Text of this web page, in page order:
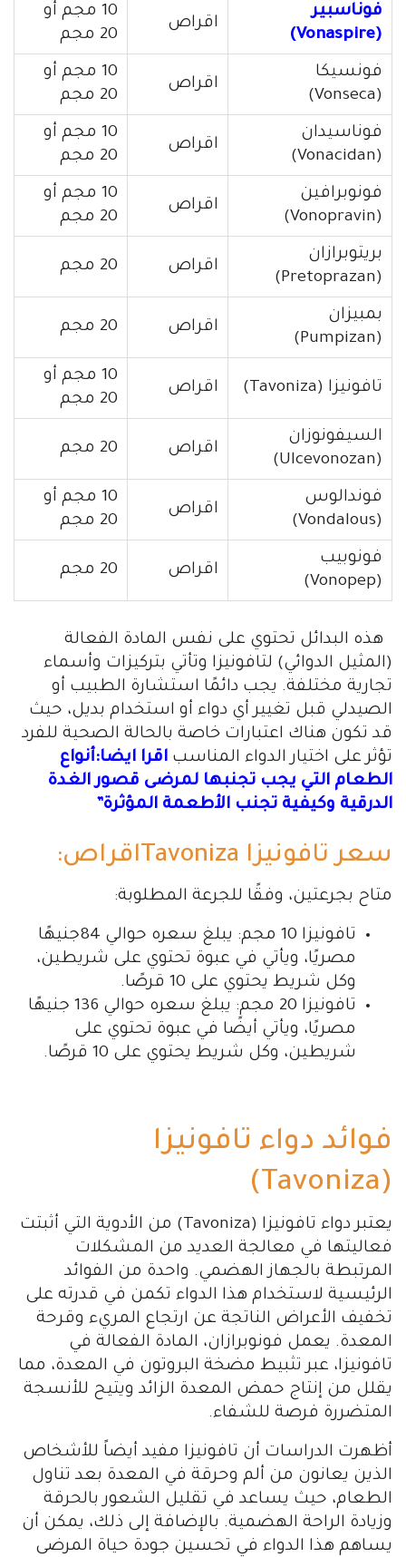
فوناسبير
(Vonaspire)
اقراص
10 مجم أو
20 مجم
فونسيكا
(Vonseca)
اقراص
10 مجم أو
20 مجم
فوناسيدان
(Vonacidan)
اقراص
10 مجم أو
20 مجم
فونوبرافين
(Vonopravin)
اقراص
10 مجم أو
20 مجم
بريتوبرازان
(Pretoprazan)
اقراص 20 مجم
بمبيزان
(Pumpizan)
اقراص 20 مجم
تافونيزا (Tavoniza) اقراص
10 مجم أو
20 مجم
السيفونوزان
(Ulcevonozan)
اقراص 20 مجم
فوندالوس
(Vondalous)
اقراص
10 مجم أو
20 مجم
فونوبيب
(Vonopep)
اقراص 20 مجم
هذه البدائل تحتوي على نفس المادة الفعالة
(المثيل الدوائي) لتافونيزا وتأتي بتركيزات وأسماء
تجارية مختلفة. يجب دائمًا استشارة الطبيب أو
الصيدلي قبل تغيير أي دواء أو استخدام بديل، حيث
قد تكون هناك اعتبارات خاصة بالحالة الصحية للفرد
تؤثر على اختيار الدواء المناسب اقرا ايضا:أنواع
الطعام التي يجب تجنبها لمرضى قصور الغدة
الدرقية وكيفية تجنب الأطعمة المؤثرة”
سعر تافونيزا Tavonizaاقراص:
متاح بجرعتين، وفقًا للجرعة المطلوبة:
تافونيزا 10 مجم: يبلغ سعره حوالي 84جنيهًا
مصريًا، ويأتي في عبوة تحتوي على شريطين،
وكل شريط يحتوي على 10 قرصًا.
تافونيزا 20 مجم: يبلغ سعره حوالي 136 جنيهًا
مصريًا، ويأتي أيضًا في عبوة تحتوي على
شريطين، وكل شريط يحتوي على 10 قرصًا.
فوائد دواء تافونيزا
(Tavoniza)
يعتبر دواء تافونيزا (Tavoniza) من الأدوية التي أثبتت
فعاليتها في معالجة العديد من المشكلات
المرتبطة بالجهاز الهضمي. واحدة من الفوائد
الرئيسية لاستخدام هذا الدواء تكمن في قدرته على
تخفيف الأعراض الناتجة عن ارتجاع المريء وقرحة
المعدة. يعمل فونوبرازان، المادة الفعالة في
تافونيزا، عبر تثبيط مضخة البروتون في المعدة، مما
يقلل من إنتاج حمض المعدة الزائد ويتيح للأنسجة
المتضررة فرصة للشفاء.
أظهرت الدراسات أن تافونيزا مفيد أيضاً للأشخاص
الذين يعانون من ألم وحرقة في المعدة بعد تناول
الطعام، حيث يساعد في تقليل الشعور بالحرقة
وزيادة الراحة الهضمية. بالإضافة إلى ذلك، يمكن أن
يساهم هذا الدواء في تحسين جودة حياة المرضى